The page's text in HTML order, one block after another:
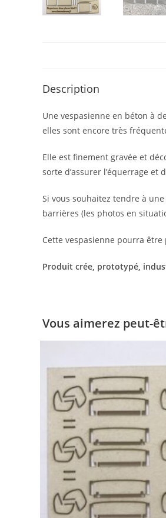
Description
Une vespasienne en béton à
elles sont encore très
Elle est finement gravée et
sorte d’assurer l’équerrage
Si vous souhaitez tendre à
barrières (les photos en
Cette vespasienne pourra
Produit crée, prototypé,
Vous aimerez peut-